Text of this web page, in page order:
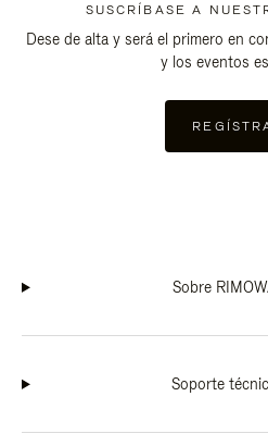
SUSCRÍBASE A
Dese de alta y será el primero en
y los eventos
Sobre
Soporte